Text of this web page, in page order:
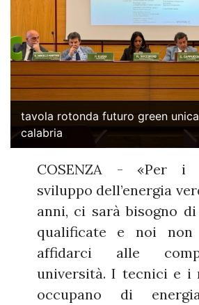
tavola rotonda futuro green
calabria
COSENZA - «Per i
sviluppo dell’energia
anni, ci sarà bisogno
qualificate e noi non
affidarci alle
università. I tecnici e i
occupano di